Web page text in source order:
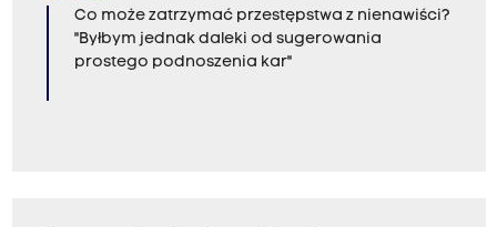
Co może zatrzymać przestępstwa z nienawiści?
"Byłbym jednak daleki od sugerowania
prostego podnoszenia kar"